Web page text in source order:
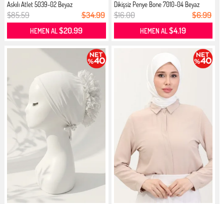
Askılı Atlet 5039-02 Beyaz
$85.59 $34.99
HEMEN AL$20.99
Dikişsiz Penye Bone 7010-04 Beyaz
$16.00 $6.99
HEMEN AL$4.19